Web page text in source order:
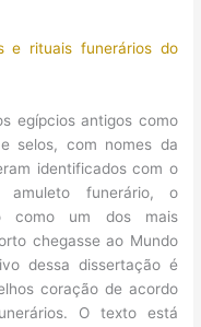
e rituais funerários do
egípcios antigos como
selos, com nomes da
identificados com o
funerário, o
como um dos mais
chegasse ao Mundo
dessa dissertação é
coração de acordo
O texto está